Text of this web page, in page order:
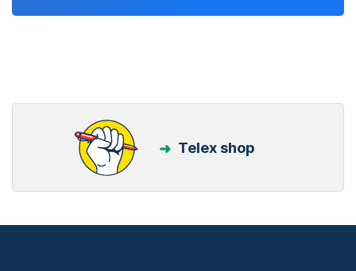
Telex shop